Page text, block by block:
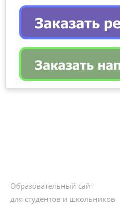
Образовательный сайт
для студентов и школьников